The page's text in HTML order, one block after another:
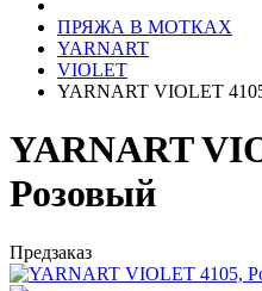
ПРЯЖА В МОТКАХ
YARNART
VIOLET
YARNART VIOLET
YARNART
Розовый
Предзаказ